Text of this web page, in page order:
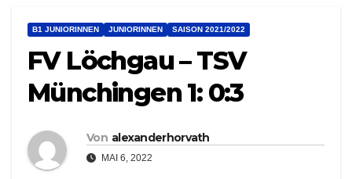
B1 JUNIORINNEN JUNIORINNEN SAISON 2021/2022
FV Löchgau – TSV
Münchingen 1: 0:3
Von alexanderhorvath
MAI 6, 2022